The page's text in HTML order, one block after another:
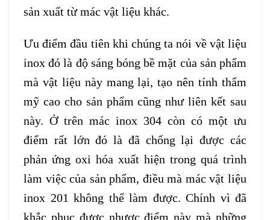
sản xuất từ mác vật liệu khác.
Ưu điểm đầu tiên khi chúng ta nói về vật liệu
inox đó là độ sáng bóng bề mặt của sản phẩm
mà vật liệu này mang lại, tạo nên tính thẩm
mỹ cao cho sản phẩm cũng như liên kết sau
này. Ở trên mác inox 304 còn có một ưu
điểm rất lớn đó là đã chống lại được các
phản ứng oxi hóa xuất hiện trong quá trình
làm việc của sản phẩm, điều mà mác vật liệu
inox 201 không thể làm được. Chính vì đã
khắc phục được nhược điểm này mà những